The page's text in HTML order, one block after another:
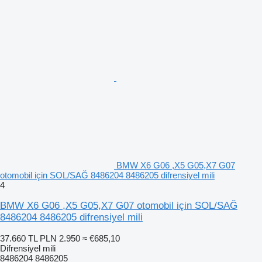
BMW X6 G06 ,X5 G05,X7 G07
otomobil için SOL/SAĞ 8486204 8486205 difrensiyel mili
4
BMW X6 G06 ,X5 G05,X7 G07 otomobil için SOL/SAĞ
8486204 8486205 difrensiyel mili
37.660 TL PLN 2.950 ≈ €685,10
Difrensiyel mili
8486204 8486205